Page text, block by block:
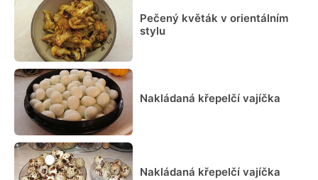
Pečený květák v orientálním
stylu
Nakládaná křepelčí vajíčka
Nakládaná křepelčí vajíčka